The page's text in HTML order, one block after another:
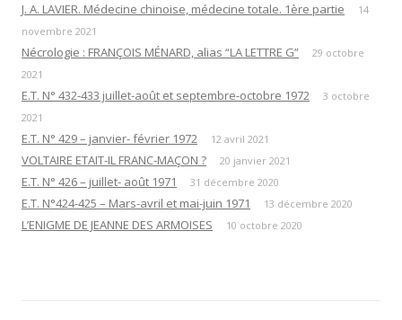
J. A. LAVIER. Médecine chinoise, médecine totale. 1ère partie
14
novembre 2021
Nécrologie : FRANÇOIS MÉNARD, alias “LA LETTRE G”
29 octobre
2021
E.T. N° 432-433 juillet-août et septembre-octobre 1972
3 octobre
2021
E.T. N° 429 – janvier- février 1972 12 avril 2021
VOLTAIRE ETAIT-IL FRANC-MAÇON ? 20 janvier 2021
E.T. N° 426 – juillet- août 1971 31 décembre 2020
E.T. N°424-425 – Mars-avril et mai-juin 1971 13 décembre 2020
L’ENIGME DE JEANNE DES ARMOISES 10 octobre 2020